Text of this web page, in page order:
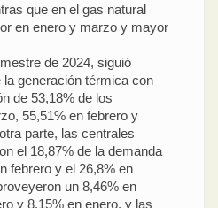
que en el gas natural
en enero y marzo y mayor
de 2024, siguió
la generación térmica con
de 53,18% de los
55,51% en febrero y
parte, las centrales
el 18,87% de la demanda
febrero y el 26,8% en
un 8,46% en
y 8,15% en enero, y las